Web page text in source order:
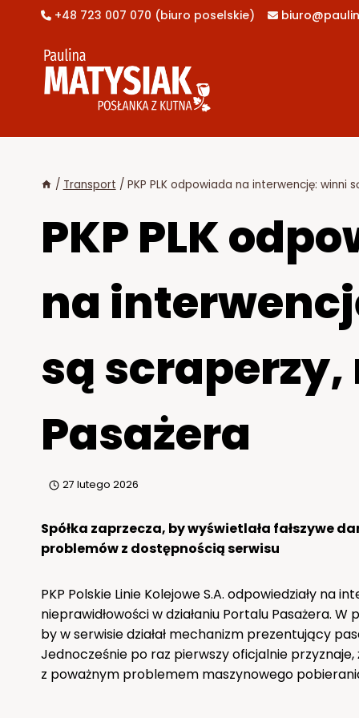
Przejdź +48 723 007 070 (biuro poselskie) 
/ Transport / PKP PLK odpowiada na interwencję: winni
PKP PLK
na
są scraperzy,
Pasażera
27 lutego 2026
Spółka zaprzecza, by wyświetlała fałszywe
problemów z dostępnością serwisu
PKP Polskie Linie Kolejowe S.A. odpowiedziały na
nieprawidłowości w działaniu Portalu Pasażera.
by w serwisie działał mechanizm prezentujący
Jednocześnie po raz pierwszy oficjalnie
z poważnym problemem maszynowego